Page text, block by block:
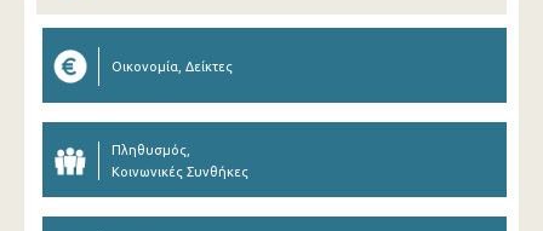
Οικονομία, Δείκτες
Πληθυσμός,
Κοινωνικές Συνθήκες